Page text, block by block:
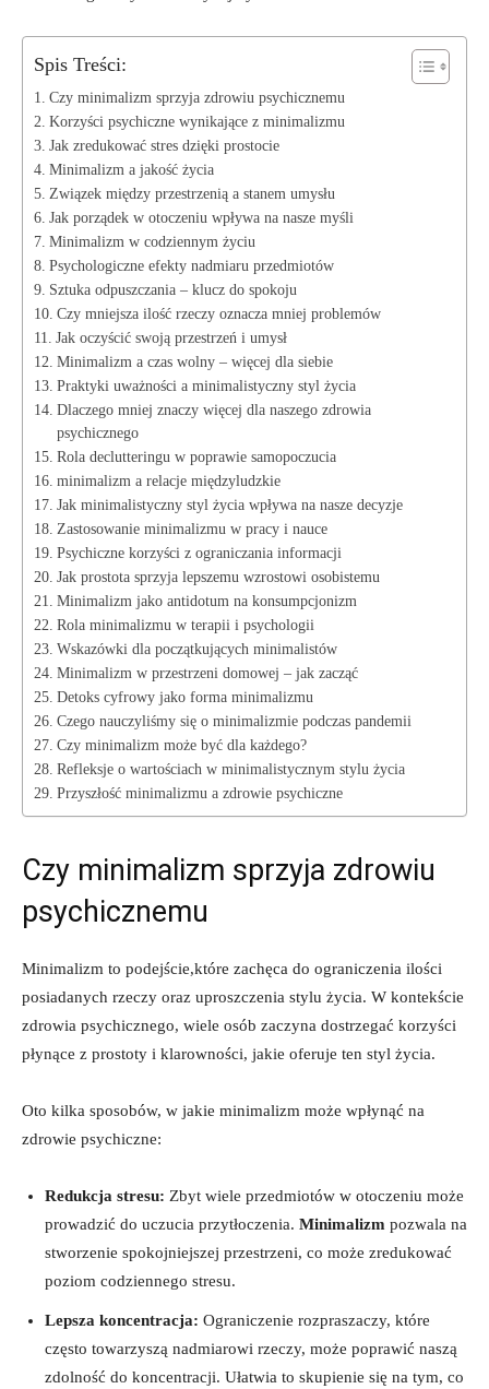
Spis Treści:
Czy minimalizm sprzyja zdrowiu psychicznemu
Korzyści psychiczne wynikające z minimalizmu
Jak zredukować stres ‌dzięki prostocie
Minimalizm a jakość życia
Związek między przestrzenią a stanem umysłu
Jak porządek w otoczeniu wpływa na nasze myśli
Minimalizm w codziennym życiu
Psychologiczne efekty nadmiaru przedmiotów
Sztuka odpuszczania – klucz do spokoju
Czy mniejsza ilość rzeczy oznacza mniej problemów
Jak oczyścić swoją przestrzeń i ⁤umysł
Minimalizm a czas wolny – więcej dla‌ siebie
Praktyki uważności a minimalistyczny styl życia
Dlaczego mniej znaczy więcej dla⁤ naszego zdrowia
psychicznego
Rola declutteringu w poprawie​ samopoczucia
minimalizm a relacje międzyludzkie
Jak minimalistyczny styl życia wpływa na nasze decyzje
Zastosowanie​ minimalizmu w pracy i nauce
Psychiczne korzyści z ograniczania informacji
Jak prostota ‌sprzyja‌ lepszemu wzrostowi osobistemu
Minimalizm jako antidotum na konsumpcjonizm
Rola minimalizmu w terapii i psychologii
Wskazówki dla początkujących minimalistów
Minimalizm w przestrzeni domowej – jak zacząć
Detoks⁣ cyfrowy jako forma⁣ minimalizmu
Czego ⁤nauczyliśmy się o minimalizmie podczas pandemii
Czy minimalizm może ⁤być ⁣dla każdego?
Refleksje o wartościach ‍w minimalistycznym stylu życia
Przyszłość minimalizmu a⁣ zdrowie⁣ psychiczne
Czy minimalizm sprzyja zdrowiu
psychicznemu
Minimalizm ⁣to podejście,które zachęca do ograniczenia ilości
⁤posiadanych rzeczy oraz uproszczenia stylu życia. W ‍kontekście
zdrowia psychicznego, wiele osób ⁤zaczyna dostrzegać korzyści
płynące⁤ z prostoty i ⁢klarowności,⁤ jakie oferuje ten styl życia.
Oto kilka sposobów, w jakie‌ minimalizm może wpłynąć na
zdrowie psychiczne:
Redukcja stresu: Zbyt wiele przedmiotów w otoczeniu może
prowadzić do uczucia przytłoczenia.‌ Minimalizm pozwala na
stworzenie spokojniejszej przestrzeni, co może ⁢zredukować
poziom codziennego stresu.
Lepsza ⁢koncentracja: Ograniczenie rozpraszaczy, które
często towarzyszą nadmiarowi rzeczy, ⁣może poprawić naszą
zdolność do koncentracji. Ułatwia to skupienie się ​na tym, co